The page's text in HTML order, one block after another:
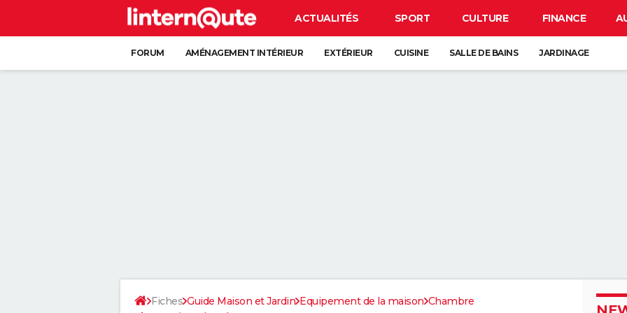
ACTUALITÉS SPORT CULTURE FINANCE
FORUM AMÉNAGEMENT INTÉRIEUR EXTÉRIEUR CUISINE SALLE DE BAINS JARDINAGE
Fiches Guide Maison et Jardin Equipement de la maison Chambre